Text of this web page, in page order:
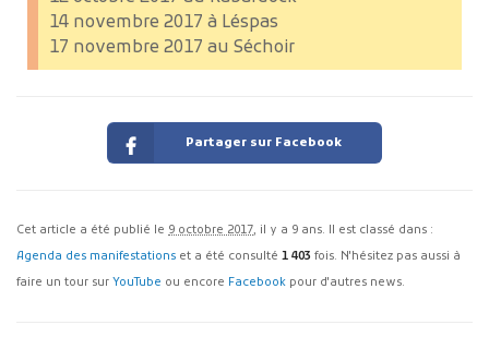
14 novembre 2017 à Léspas
17 novembre 2017 au Séchoir
Partager sur Facebook
Cet article a été publié le 9 octobre 2017, il y a 9 ans. Il est classé dans :
Agenda des manifestations et a été consulté 1 403 fois. N'hésitez pas aussi à
faire un tour sur YouTube ou encore Facebook pour d'autres news.